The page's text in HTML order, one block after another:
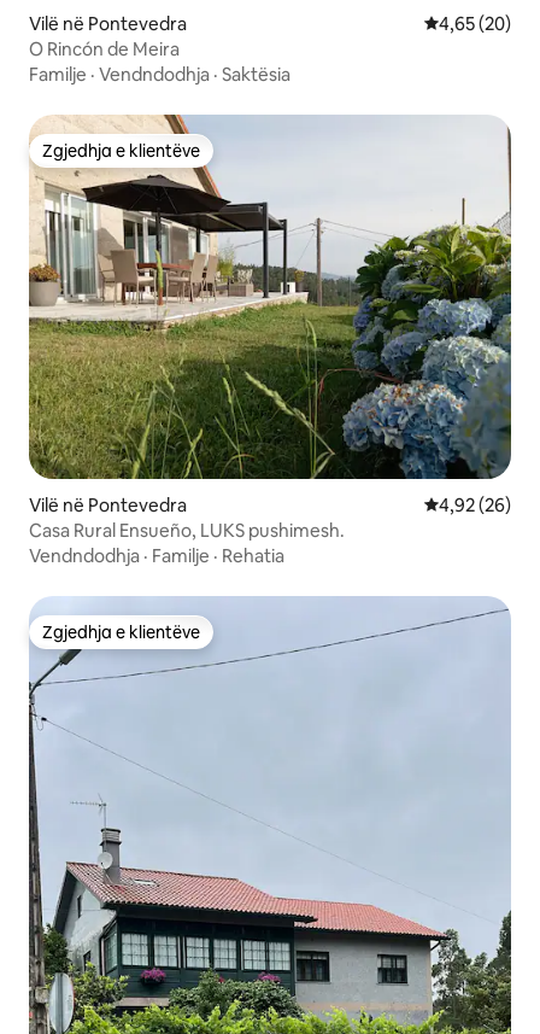
Vilë në Pontevedra Vlerësimi
4,65 (20)
O Rincón de Meira
Familje · Vendndodhja · Saktësia
Zgjedhja e klientëve
Zgjedhja e klientëve
Vilë në Pontevedra Vlerësimi
4,92 (26)
Casa Rural Ensueño, LUKS pushimesh.
Vendndodhja · Familje · Rehatia
Zgjedhja e klientëve
Zgjedhja e klientëve